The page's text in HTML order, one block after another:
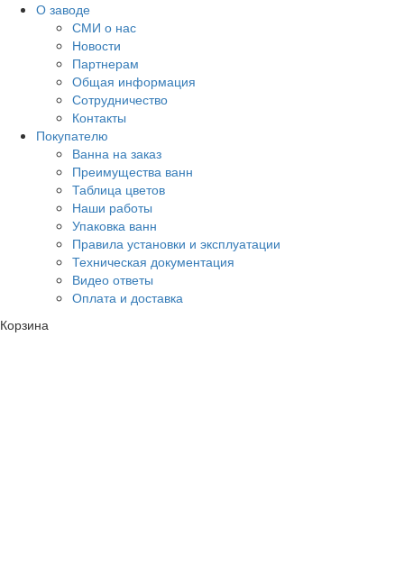
О заводе
СМИ о нас
Новости
Партнерам
Общая информация
Сотрудничество
Контакты
Покупателю
Ванна на заказ
Преимущества ванн
Таблица цветов
Наши работы
Упаковка ванн
Правила установки и эксплуатации
Техническая документация
Видео ответы
Оплата и доставка
Корзина